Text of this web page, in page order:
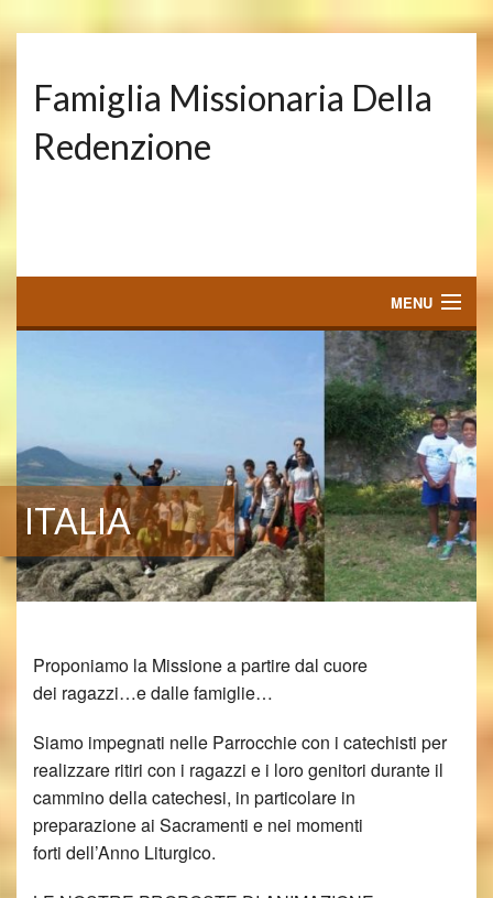
Famiglia Missionaria Della
Redenzione
MENU
FAMIGLIA MISSIONARIA DELLA REDENZIONE
DOVE OPERIAMO
PROGETTI DI SOLIDARIETA’
IL PERIODICO
ARTICOLI RELIGIOSI E LIBRI
VILLA CONCORDIA
ITALIA
Proponiamo la Missione a partire dal cuore
dei ragazzi…e dalle famiglie…
Siamo impegnati nelle Parrocchie con i catechisti per
realizzare ritiri con i ragazzi e i loro genitori durante il
cammino della catechesi, in particolare in
preparazione ai Sacramenti e nei momenti
forti dell’Anno Liturgico.